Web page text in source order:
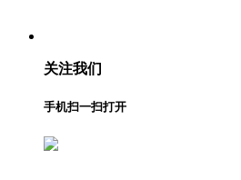
关注我们
手机扫一扫打开